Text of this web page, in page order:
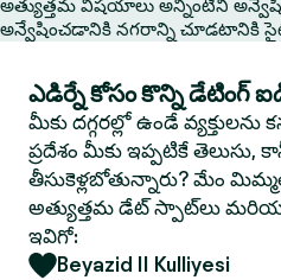
అత్యుత్తమ విషయాలు అన్నింటిని
అన్వేషించడానికి నగరాన్ని చూడటానికి
ఎడిర్నే కోసం కొన్ని డేటింగ్
మీకు దగ్గరల్లో ఉండే
ప్రదేశం మీకు ఇప్పటికే తెలుసు,
తీసుకెళ్లబోతున్నారు? మేం
అత్యుత్తమ డేట్ స్పాట్‌లు
ఇవిగో:
Beyazid II Kulliyesi